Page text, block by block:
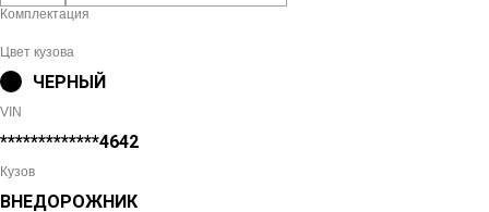
Комплектация
Цвет кузова
ЧЕРНЫЙ
VIN
*************4642
Кузов
ВНЕДОРОЖНИК